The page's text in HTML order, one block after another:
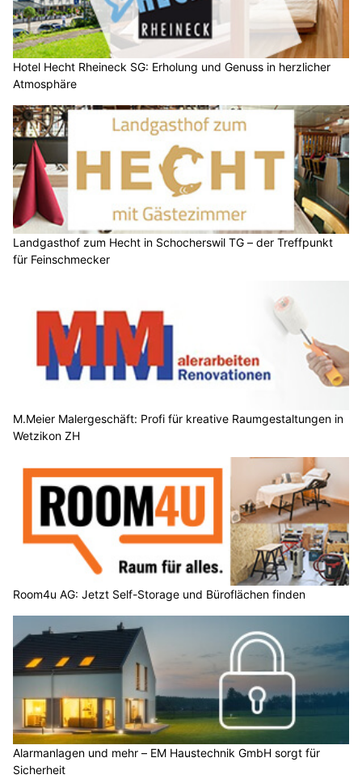
Hotel Hecht Rheineck SG: Erholung und Genuss in herzlicher
Atmosphäre
Landgasthof zum Hecht in Schocherswil TG – der Treffpunkt
für Feinschmecker
M.Meier Malergeschäft: Profi für kreative Raumgestaltungen in
Wetzikon ZH
Room4u AG: Jetzt Self-Storage und Büroflächen finden
Alarmanlagen und mehr – EM Haustechnik GmbH sorgt für
Sicherheit